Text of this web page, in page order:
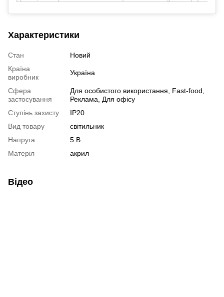
Характеристики
Стан
Новий
Країна
виробник
Україна
Сфера
застосування
Для особистого використання, Fast-food,
Реклама, Для офісу
Ступінь захисту
IP20
Вид товару
світильник
Напруга
5 В
Матеріл
акрил
Відео